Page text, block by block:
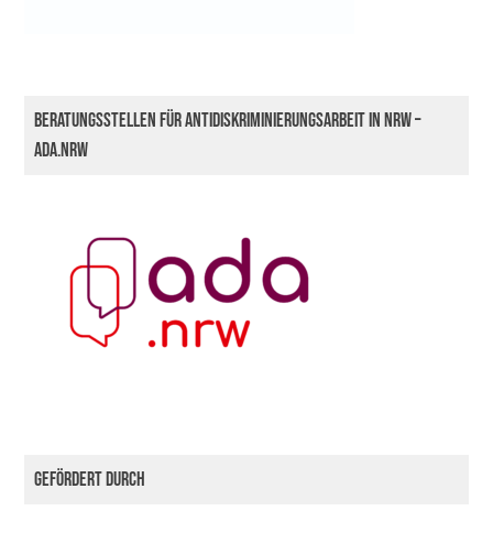
Beratungsstellen für Antidiskriminierungsarbeit in NRW –
ada.nrw
Gefördert durch